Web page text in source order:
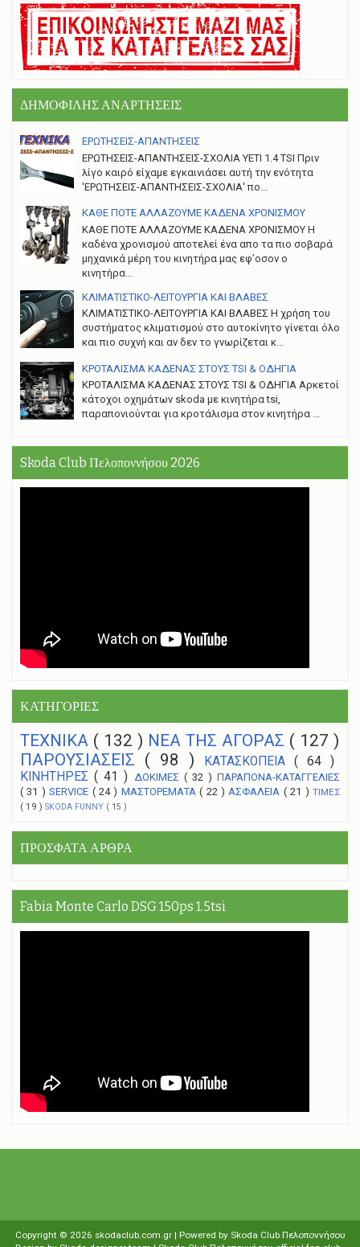
ΔΗΜΟΦΙΛΗΣ ΑΝΑΡΤΗΣΕΙΣ
ΕΡΩΤΗΣΕΙΣ-ΑΠΑΝΤΗΣΕΙΣ
ΕΡΩΤΗΣΕΙΣ-ΑΠΑΝΤΗΣΕΙΣ-ΣΧΟΛΙΑ YETI 1.4 TSI Πριν
λίγο καιρό είχαμε εγκαινιάσει αυτή την ενότητα
'ΕΡΩΤΗΣΕΙΣ-ΑΠΑΝΤΗΣΕΙΣ-ΣΧΟΛΙΑ' πο...
ΚΑΘΕ ΠΟΤΕ ΑΛΛΑΖΟΥΜΕ ΚΑΔΕΝΑ ΧΡΟΝΙΣΜΟΥ
ΚΑΘΕ ΠΟΤΕ ΑΛΛΑΖΟΥΜΕ ΚΑΔΕΝΑ ΧΡΟΝΙΣΜΟΥ Η
καδένα χρονισμού αποτελεί ένα απο τα πιο σοβαρά
μηχανικά μέρη του κινητήρα μας εφ’οσον ο
κινητήρα...
ΚΛΙΜΑΤΙΣΤΙΚΟ-ΛΕΙΤΟΥΡΓΙΑ ΚΑΙ ΒΛΑΒΕΣ
ΚΛΙΜΑΤΙΣΤΙΚΟ-ΛΕΙΤΟΥΡΓΙΑ ΚΑΙ ΒΛΑΒΕΣ H χρήση του
συστήματος κλιματισμού στο αυτοκίνητο γίνεται όλο
και πιο συχνή και αν δεν το γνωρίζεται κ...
ΚΡΟΤΑΛΙΣΜΑ ΚΑΔΕΝΑΣ ΣΤΟΥΣ TSI & ΟΔΗΓΙΑ
ΚΡΟΤΑΛΙΣΜΑ ΚΑΔΕΝΑΣ ΣΤΟΥΣ TSI & ΟΔΗΓΙΑ Αρκετοί
κάτοχοι οχημάτων skoda με κινητήρα tsi,
παραπονιούνται για κροτάλισμα στον κινητήρα ...
Skoda Club Πελοποννήσου 2026
ΚΑΤΗΓΟΡΙΕΣ
ΤΕΧΝΙΚΑ ( 132 ) NEA THΣ ΑΓΟΡΑΣ ( 127 )
ΠΑΡΟΥΣΙΑΣΕΙΣ ( 98 ) ΚΑΤΑΣΚΟΠΕΙΑ ( 64 )
ΚΙΝΗΤΗΡΕΣ( 41 ) ΔΟΚΙΜΕΣ ( 32 ) ΠΑΡΑΠΟΝΑ-ΚΑΤΑΓΓΕΛΙΕΣ
( 31 )SERVICE ( 24 ) ΜΑΣΤΟΡΕΜΑΤΑ( 22 ) ΑΣΦΑΛΕΙΑ ( 21 )ΤΙΜΕΣ
( 19 ) SKODA FUNNY ( 15 )
ΠΡΟΣΦΑΤΑ ΑΡΘΡΑ
Fabia Monte Carlo DSG 150ps 1.5tsi
Copyright © 2026 skodaclub.com.gr | Powered by Skoda Club Πελοποννήσου